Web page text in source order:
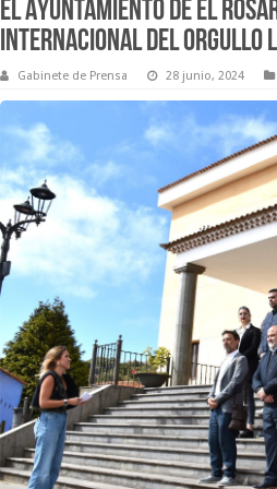
El Ayuntamiento de El
Internacional del Orgullo
Gabinete de Prensa 28 junio, 2024